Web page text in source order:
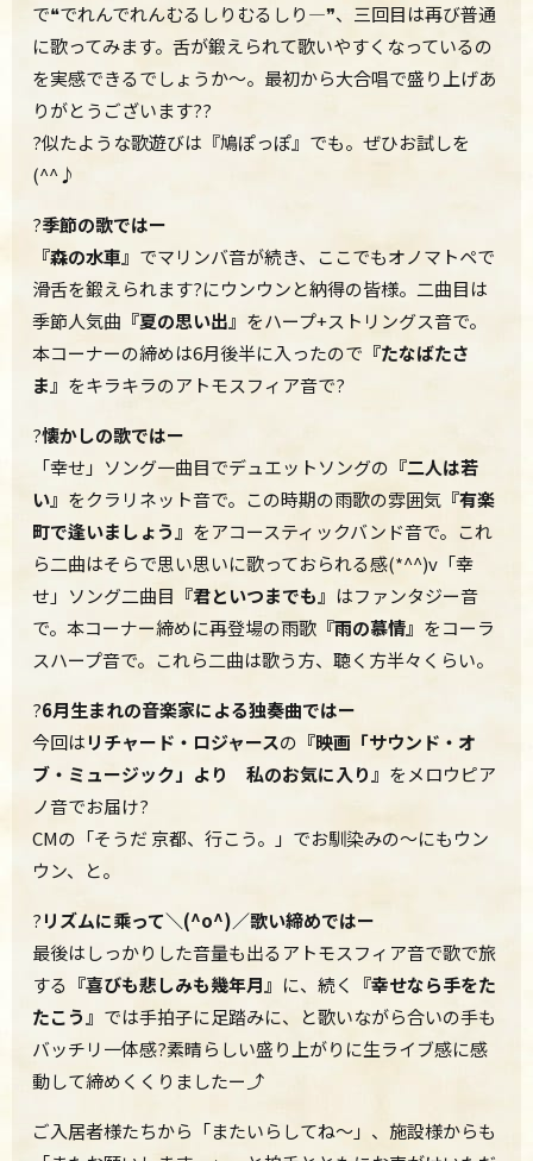
で❝でれんでれんむるしりむるしり—❞、三回目は再び普通
に歌ってみます。舌が鍛えられて歌いやすくなっているの
を実感できるでしょうか～。最初から大合唱で盛り上げあ
りがとうございます??
?似たような歌遊びは『鳩ぽっぽ』でも。ぜひお試しを
(^^♪
?季節の歌ではー
『森の水車』 でマリンバ音が続き、ここでもオノマトペで
滑舌を鍛えられます?にウンウンと納得の皆様。二曲目は
季節人気曲 『夏の思い出』 をハープ+ストリングス音で。
本コーナーの締めは6月後半に入ったので 『たなばたさ
ま』 をキラキラのアトモスフィア音で?
?懐かしの歌ではー
「幸せ」ソング一曲目でデュエットソングの 『二人は若
い』 をクラリネット音で。この時期の雨歌の雰囲気 『有楽
町で逢いましょう』 をアコースティックバンド音で。これ
ら二曲はそらで思い思いに歌っておられる感(*^^)v「幸
せ」ソング二曲目 『君といつまでも』 はファンタジー音
で。本コーナー締めに再登場の雨歌 『雨の慕情』 をコーラ
スハープ音で。これら二曲は歌う方、聴く方半々くらい。
?6月生まれの音楽家による独奏曲ではー
今回はリチャード・ロジャースの 『映画「サウンド・オ
ブ・ミュージック」より 私のお気に入り』 をメロウピア
ノ音でお届け?
CMの「そうだ 京都、行こう。」でお馴染みの～にもウン
ウン、と。
?リズムに乘って＼(^o^)／歌い締めではー
最後はしっかりした音量も出るアトモスフィア音で歌で旅
する 『喜びも悲しみも幾年月』 に、続く
『幸せなら手をた
たこう』 では手拍子に足踏みに、と歌いながら合いの手も
バッチリ一体感?素晴らしい盛り上がりに生ライブ感に感
動して締めくくりましたー⤴
ご入居者様たちから「またいらしてね～」、施設様からも